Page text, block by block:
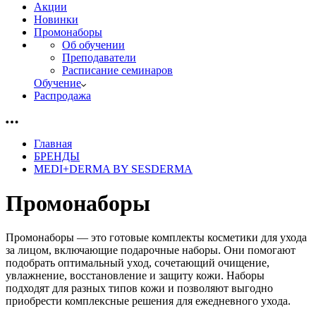
Акции
Новинки
Промонаборы
Об обучении
Преподаватели
Расписание семинаров
Обучение
Распродажа
Главная
БРЕНДЫ
MEDI+DERMA BY SESDERMA
Промонаборы
Промонаборы — это готовые комплекты косметики для ухода
за лицом, включающие подарочные наборы. Они помогают
подобрать оптимальный уход, сочетающий очищение,
увлажнение, восстановление и защиту кожи. Наборы
подходят для разных типов кожи и позволяют выгодно
приобрести комплексные решения для ежедневного ухода.